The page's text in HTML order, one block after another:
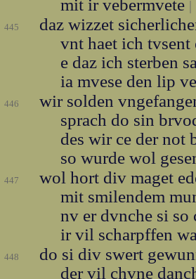
mit ir vebermvete |
445
daz wizzet
vnt haet ich
e daz ich sterben
ia mvese den lip
446
wir solden
sprach do sin
des wir ce der not
so wurde wol
447
wol hort div maget
mit smilendem
nv er dvnche si so
ir vil scharpffen
448
do si div swert
der vil chvne